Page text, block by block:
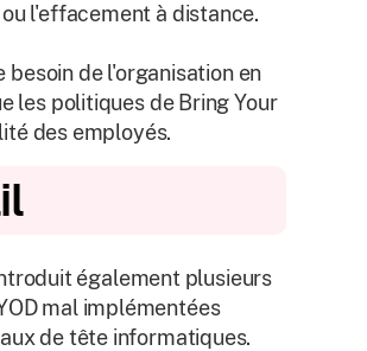
l'effacement à distance.
de l'organisation en
les politiques de Bring Your
des employés.
également plusieurs
mal implémentées
de tête informatiques.